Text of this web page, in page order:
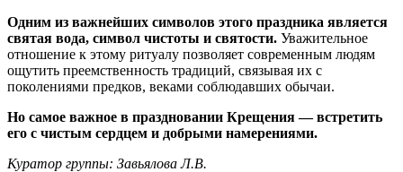
Одним из важнейших символов этого праздника является
святая вода, символ чистоты и святости. Уважительное
отношение к этому ритуалу позволяет современным людям
ощутить преемственность традиций, связывая их с
поколениями предков, веками соблюдавших обычаи.
Но самое важное в праздновании Крещения — встретить
его с чистым сердцем и добрыми намерениями.
Куратор группы: Завьялова Л.В.